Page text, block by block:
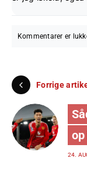
Kommentarer er
Forrige
op
24.